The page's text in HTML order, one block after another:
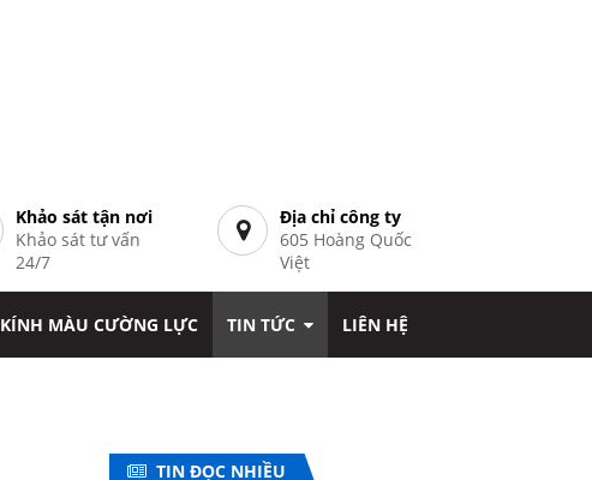
Khảo sát tận nơi
Khảo sát tư vấn
24/7
Địa chỉ công ty
605 Hoàng Quốc
Việt
KÍNH MÀU CƯỜNG LỰC TIN TỨC LIÊN HỆ
TIN ĐỌC NHIỀU